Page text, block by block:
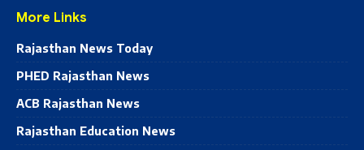
More Links
Rajasthan News Today
PHED Rajasthan News
ACB Rajasthan News
Rajasthan Education News